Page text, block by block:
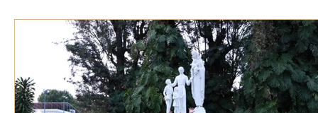
EN LA VOZ DE VOZ ACTIVA III VOZ DE
VOZ EXPERTA AÑO JUBILAR MARISTA IV